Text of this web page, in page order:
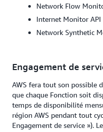
Network Flow
Internet Monitor API
Network Synthetic
Engagement de
AWS fera tout son possible
que chaque Fonction soit
temps de disponibilité
région AWS pendant tout
Engagement de service »).